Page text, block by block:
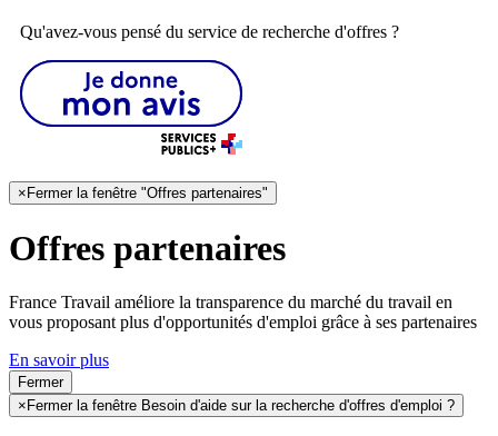
Qu'avez-vous pensé du service de recherche d'offres ?
×Fermer la fenêtre "Offres partenaires"
Offres partenaires
France Travail améliore la transparence du marché du travail en
vous proposant plus d'opportunités d'emploi grâce à ses partenaires
En savoir plus
Fermer
× Fermer la fenêtre Besoin d'aide sur la recherche d'offres d'emploi ?